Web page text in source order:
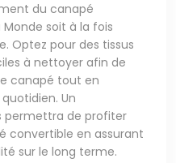
du canapé
soit à la fois
Optez pour des tissus
à nettoyer afin de
canapé tout en
Un
permettra de profiter
convertible en assurant
sur le long terme.